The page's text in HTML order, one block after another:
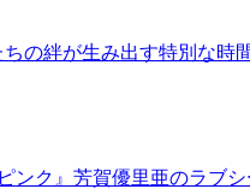
ちの絆が生み出す特別な時
ピンク』芳賀優里亜のラブ